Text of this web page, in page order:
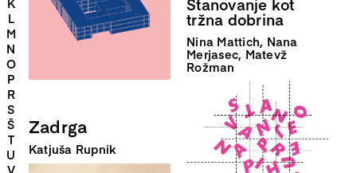
Zadrga
Katjuša Rupnik
tržna dobrina
Nina Mattich, Nana
Merjasec, Matevž
Rožman
K
L
M
N
O
P
R
S
Š
T
U
V